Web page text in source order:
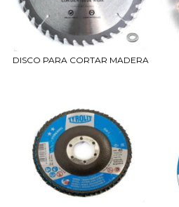
DISCO PARA CORTAR MADERA